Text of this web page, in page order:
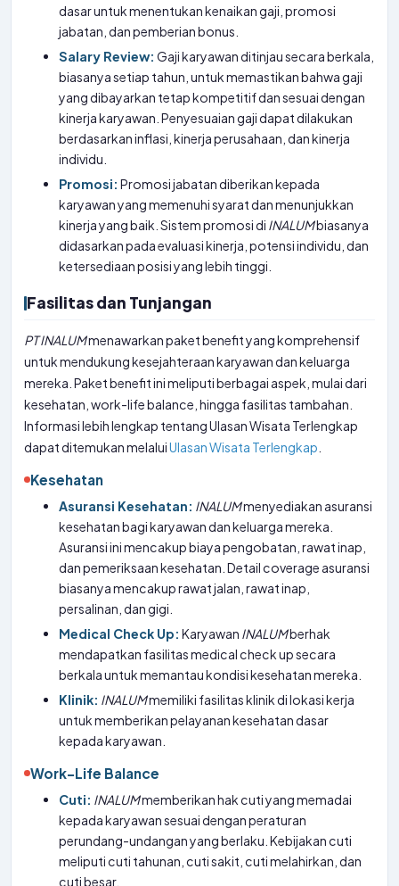
dasar untuk menentukan kenaikan gaji, promosi
jabatan, dan pemberian bonus.
Salary Review: Gaji karyawan ditinjau secara berkala,
biasanya setiap tahun, untuk memastikan bahwa gaji
yang dibayarkan tetap kompetitif dan sesuai dengan
kinerja karyawan. Penyesuaian gaji dapat dilakukan
berdasarkan inflasi, kinerja perusahaan, dan kinerja
individu.
Promosi: Promosi jabatan diberikan kepada
karyawan yang memenuhi syarat dan menunjukkan
kinerja yang baik. Sistem promosi di INALUMbiasanya
didasarkan pada evaluasi kinerja, potensi individu, dan
ketersediaan posisi yang lebih tinggi.
Fasilitas dan Tunjangan
PTINALUMmenawarkan paket benefit yang komprehensif
untuk mendukung kesejahteraan karyawan dan keluarga
mereka. Paket benefit ini meliputi berbagai aspek, mulai dari
kesehatan, work-life balance, hingga fasilitas tambahan.
Informasi lebih lengkap tentang Ulasan Wisata Terlengkap
dapat ditemukan melaluiUlasan Wisata Terlengkap
Kesehatan
Asuransi Kesehatan: INALUMmenyediakan asuransi
kesehatan bagi karyawan dan keluarga mereka.
Asuransi ini mencakup biaya pengobatan, rawat inap,
dan pemeriksaan kesehatan. Detail coverage asuransi
biasanya mencakup rawat jalan, rawat inap,
persalinan, dan gigi.
Medical Check Up: Karyawan INALUMberhak
mendapatkan fasilitas medical check up secara
berkala untuk memantau kondisi kesehatan mereka.
Klinik: INALUMmemiliki fasilitas klinik di lokasi kerja
untuk memberikan pelayanan kesehatan dasar
kepada karyawan.
Work-Life Balance
Cuti: INALUMmemberikan hak cuti yang memadai
kepada karyawan sesuai dengan peraturan
perundang-undangan yang berlaku. Kebijakan cuti
meliputi cuti tahunan, cuti sakit, cuti melahirkan, dan
cuti besar.